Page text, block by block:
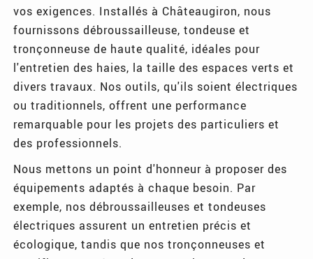
vos exigences. Installés à Châteaugiron, nous
fournissons débroussailleuse, tondeuse et
tronçonneuse de haute qualité, idéales pour
l'entretien des haies, la taille des espaces verts et
divers travaux. Nos outils, qu'ils soient électriques
ou traditionnels, offrent une performance
remarquable pour les projets des particuliers et
des professionnels.
Nous mettons un point d'honneur à proposer des
équipements adaptés à chaque besoin. Par
exemple, nos débroussailleuses et tondeuses
électriques assurent un entretien précis et
écologique, tandis que nos tronçonneuses et